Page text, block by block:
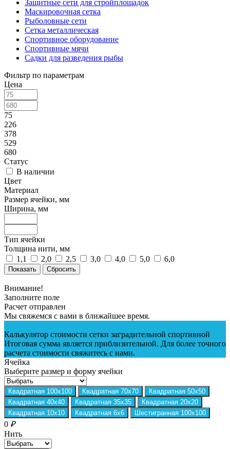
Защитные сети для стройплощадок
Маскировочная сетка
Рыболовные сети
Сетка металлическая
Спортивное оборудование
Спортивные мячи
Садки для разведения рыбы
Фильтр по параметрам
Цена
75
226
378
529
680
Статус
В наличии
Цвет
Материал
Размер ячейки, мм
Ширина, мм
Тип ячейки
Толщина нити, мм
1,1
2,0 2,5 3,0 4,0 5,0 6,0
Сбросить
Внимание!
Заполните поле
Расчет отправлен
Мы свяжемся с вами в ближайшее время.
Калькулятор стоимости сетки заградительной спортивной
Итоговая сумма является приблизительной. Для более точного
расчета стоимости свяжитесь с нами.
Ячейка
Выберите размер и форму ячейки
Квадратная 100х100 Квадратная 70х70
Квадратная 50х50
Квадратная 40х40
Квадратная 35х35
Квадратная 20х20
Квадратная 10х10
Квадратная 6х6 Шестигранная 100х100
0 ₽
Нить